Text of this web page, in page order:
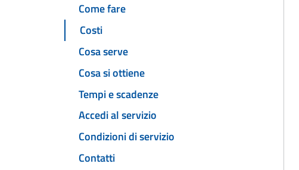
Come fare
Costi
Cosa serve
Cosa si ottiene
Tempi e scadenze
Accedi al servizio
Condizioni di servizio
Contatti